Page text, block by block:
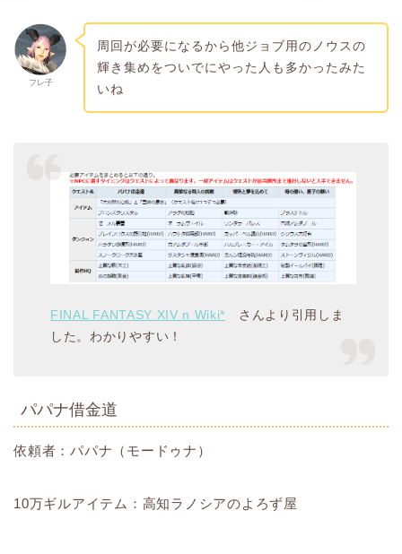
フレ子
周回が必要になるから他ジョブ用のノウスの
輝き集めをついでにやった人も多かったみた
いね
FINAL FANTASY XIV n Wiki* さんより引用しま
した。わかりやすい！
パパナ借金道
依頼者：パパナ（モードゥナ）
10万ギルアイテム：高知ラノシアのよろず屋